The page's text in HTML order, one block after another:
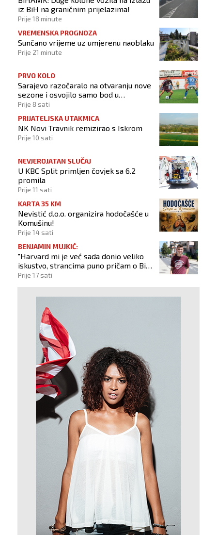
iz BiH na graničnim prijelazima!
Prije 18 minute
VREMENSKA PROGNOZA
Sunčano vrijeme uz umjerenu naoblaku
Prije 21 minute
PRVO KOLO
Sarajevo razočaralo na otvaranju nove
sezone i osvojilo samo bod u
Vrapčićima
Prije 8 sati
PRIJATELJSKA UTAKMICA
NK Novi Travnik remizirao s Iskrom
Prije 10 sati
NEVJEROJATAN SLUČAJ
U KBC Split primljen čovjek sa 6.2
promila
Prije 11 sati
KARTA 35 KM
Nevistić d.o.o. organizira hodočašće u
Komušinu!
Prije 14 sati
BENJAMIN MUJKIĆ:
"Harvard mi je već sada donio veliko
iskustvo, strancima puno pričam o BiH
i Novom Travniku"
Prije 17 sati